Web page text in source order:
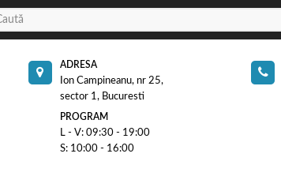
ADRESA
Ion Campineanu, nr 25,
sector 1, Bucuresti
PROGRAM
L - V: 09:30 - 19:00
S: 10:00 - 16:00